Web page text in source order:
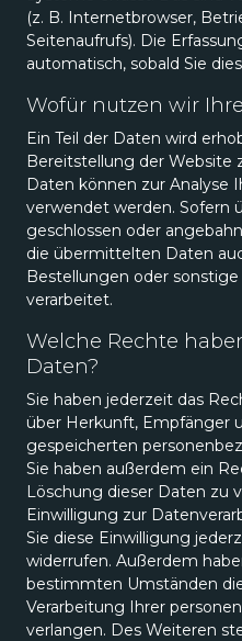
(z. B. Internetbrowser,
Seitenaufrufs). Die
automatisch, sobald Sie
Wofür nutzen wir
Ein Teil der Daten wird
Bereitstellung der Website
Daten können zur Analyse
verwendet werden. Sofern
geschlossen oder
die übermittelten Daten
Bestellungen oder
verarbeitet.
Welche Rechte
Daten?
Sie haben jederzeit das
über Herkunft, Empfänger
gespeicherten
Sie haben außerdem ein
Löschung dieser Daten zu
Einwilligung zur
Sie diese Einwilligung
widerrufen. Außerdem
bestimmten Umständen
Verarbeitung Ihrer
verlangen. Des Weiteren